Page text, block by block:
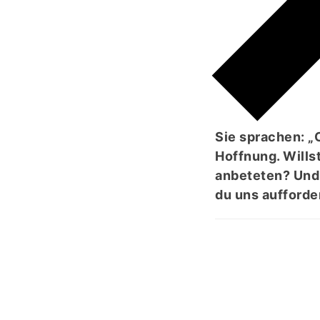
Sie sprachen:
Hoffnung.
anbeteten?
du uns